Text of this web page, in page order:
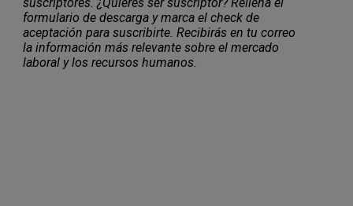
formulario de descarga y marca el check de
aceptación para suscribirte. Recibirás en tu correo
la información más relevante sobre el mercado
laboral y los recursos humanos.